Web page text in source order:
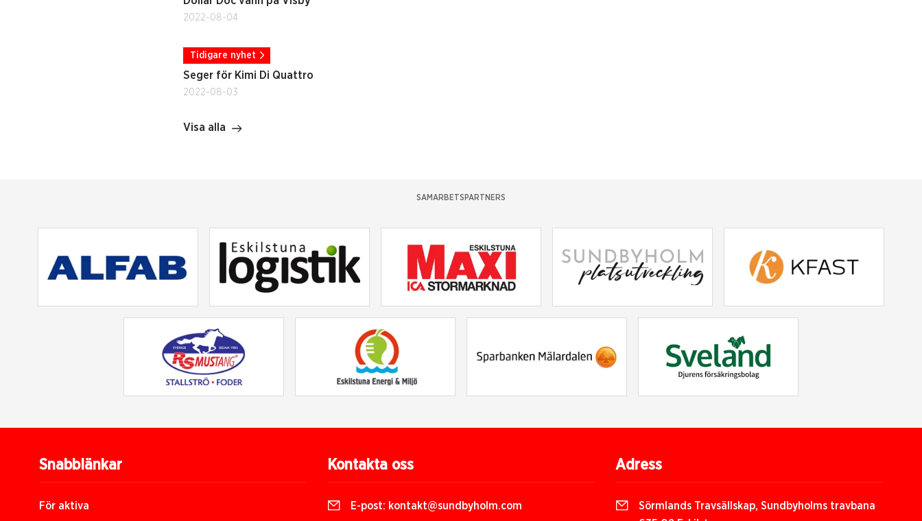
2022-08-04
Tidigare nyhet
Seger för Kimi Di Quattro
2022-08-03
Visa alla
SAMARBETSPARTNERS
Snabblänkar
För aktiva
Kontakta oss
E-post: kontakt@sundbyholm.com
Adress
Sörmlands Travsällskap, Sundbyholms travbana